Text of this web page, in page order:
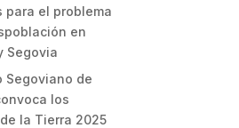
para el problema
en
Segovia
Segoviano de
los
la Tierra 2025